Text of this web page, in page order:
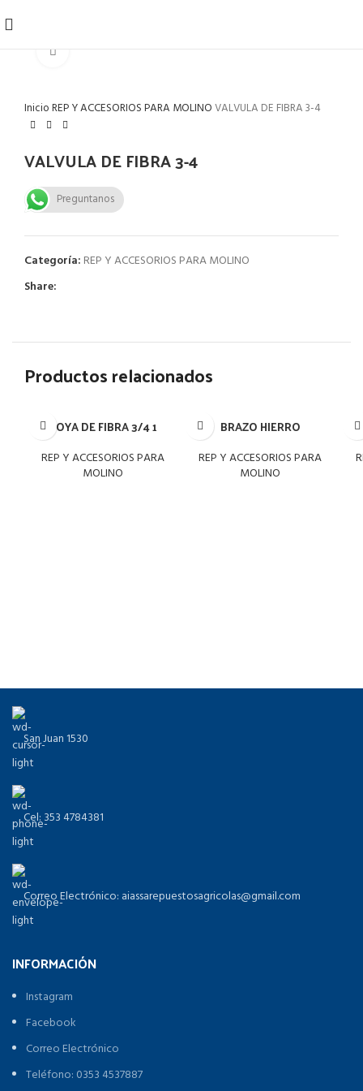
InicioREP Y ACCESORIOS PARA MOLINOVALVULA DE FIBRA 3-4
VALVULA DE FIBRA 3-4
Preguntanos
Categoría: REP Y ACCESORIOS PARA MOLINO
Share:
Productos relacionados
BOYA DE FIBRA 3/4 1
REP Y ACCESORIOS PARA
MOLINO
BRAZO HIERRO
REP Y ACCESORIOS PARA
MOLINO
San Juan 1530
Cel: 353 4784381
Correo Electrónico: aiassarepuestosagricolas@gmail.com
INFORMACIÓN
Instagram
Facebook
Correo Electrónico
Teléfono: 0353 4537887